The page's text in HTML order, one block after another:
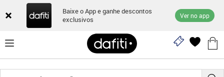
Baixe o App e ganhe descontos
exclusivos
Ver no app